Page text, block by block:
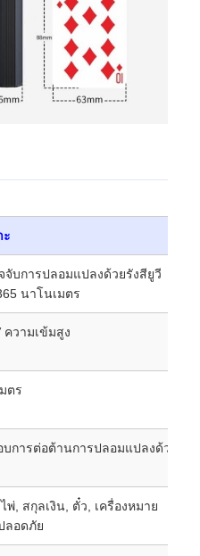
ะ
จับการปลอมแปลงด้วยรังสียูวี
นาโนเมตร
ความเข้มสูง
ตร
บการต่อต้านการปลอมแปลงด้วย
พ่, สกุลเงิน, ตั๋ว, เครื่องหมาย
ลอดภัย